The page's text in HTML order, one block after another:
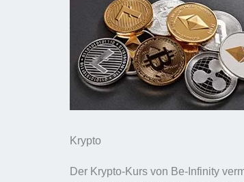
Krypto
Der Krypto-Kurs von Be-Infinity